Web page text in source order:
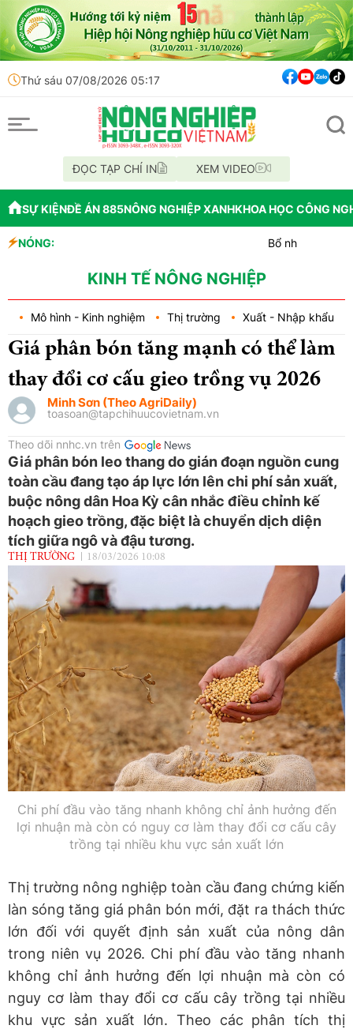
Thứ sáu 07/08/2026 05:17
ĐỌC TẠP CHÍ IN XEM VIDEO
SỰ KIỆNĐỀ ÁN 885NÔNG NGHIỆP XANHKHOA HỌC CÔNG
NÓNG:
Bổ nhiệm Phó Tổng
Bắc Ninh công bố quy
KINH TẾ NÔNG NGHIỆP
Mô hình - Kinh nghiệm Thị trường Xuất - Nhập khẩu
Giá phân bón tăng mạnh có thể làm
thay đổi cơ cấu gieo trồng vụ 2026
Minh Sơn (Theo AgriDaily)
toasoan@tapchihuucovietnam.vn
Theo dõi nnhc.vn trên
Giá phân bón leo thang do gián đoạn nguồn cung
toàn cầu đang tạo áp lực lớn lên chi phí sản xuất,
buộc nông dân Hoa Kỳ cân nhắc điều chỉnh kế
hoạch gieo trồng, đặc biệt là chuyển dịch diện
tích giữa ngô và đậu tương.
THỊ TRƯỜNG 18/03/2026 10:08
Chi phí đầu vào tăng nhanh không chỉ ảnh hưởng đến
lợi nhuận mà còn có nguy cơ làm thay đổi cơ cấu cây
trồng tại nhiều khu vực sản xuất lớn
Thị trường nông nghiệp toàn cầu đang chứng kiến
làn sóng tăng giá phân bón mới, đặt ra thách thức
lớn đối với quyết định sản xuất của nông dân
trong niên vụ 2026. Chi phí đầu vào tăng nhanh
không chỉ ảnh hưởng đến lợi nhuận mà còn có
nguy cơ làm thay đổi cơ cấu cây trồng tại nhiều
khu vực sản xuất lớn. Theo các phân tích thị